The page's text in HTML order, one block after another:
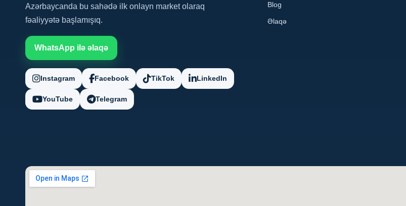
Azərbaycanda bu sahədə ilk onlayn market olaraq
fəaliyyətə başlamışıq.
WhatsApp ilə əlaqə
Instagram Facebook TikTok LinkedIn
YouTube Telegram
Blog
Əlaqə